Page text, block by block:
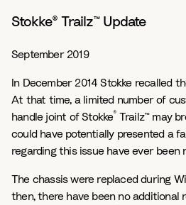
Stokke® Trailz™ Update
September 2019
In December 2014 Stokke recalled
At that time, a limited number of
handle joint of Stokke® Trailz™ may
could have potentially presented a
regarding this issue have ever been
The chassis were replaced during
then, there have been no additional